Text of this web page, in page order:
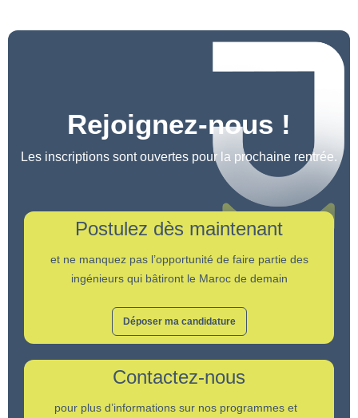
Rejoignez-nous !
Les inscriptions sont ouvertes pour la prochaine rentrée.
Postulez dès maintenant
et ne manquez pas l’opportunité de faire partie des
ingénieurs qui bâtiront le Maroc de demain
Déposer ma candidature
Contactez-nous
pour plus d’informations sur nos programmes et